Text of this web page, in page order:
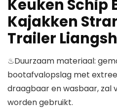
Keuken Schip
Kajakken
Trailer
♨Duurzaam materiaal:
bootafvalopslag met
draagbaar en wasbaar, zal
worden gebruikt.